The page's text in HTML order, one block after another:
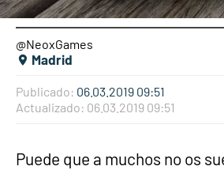
@NeoxGames
Madrid
Publicado: 06.03.2019 09:51
Actualizado: 06.03.2019 09:51
Puede que a muchos no os